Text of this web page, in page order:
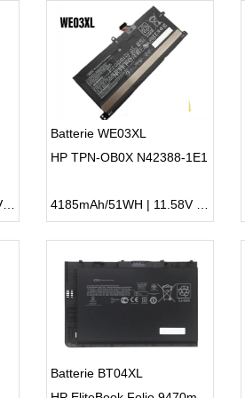
6290mAh/50.97WH | 7.7V | Li-ion ...
Batterie WE03XL
HP TPN-OB0X N42388-1E1
Batterie BT04XL